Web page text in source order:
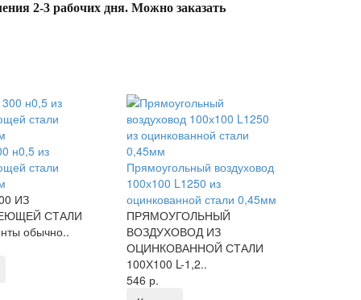
2-3 рабочих дня. Можно заказать
н0,5 из
стали
ИЗ
СТАЛИ
обычно..
Прямоугольный воздуховод
100х100 L1250 из
оцинкованной стали 0,45мм
ПРЯМОУГОЛЬНЫЙ
ВОЗДУХОВОД ИЗ
ОЦИНКОВАННОЙ СТАЛИ
100Х100 L-1,2..
546 р.